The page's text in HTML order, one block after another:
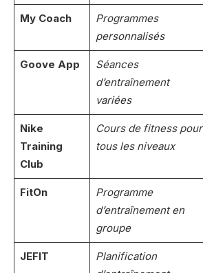
My Coach
Programmes
personnalisés
Goove App
Séances
d’entraînement
variées
Nike
Training
Club
Cours de fitness pour
tous les niveaux
FitOn
Programme
d’entraînement en
groupe
JEFIT
Planification